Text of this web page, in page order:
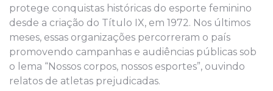
protege conquistas históricas do esporte feminino
desde a criação do Título IX, em 1972. Nos últimos
meses, essas organizações percorreram o país
promovendo campanhas e audiências públicas sob
o lema “Nossos corpos, nossos esportes”, ouvindo
relatos de atletas prejudicadas.